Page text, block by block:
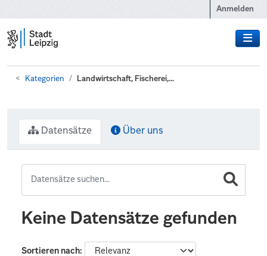
Anmelden
Kategorien Landwirtschaft, Fischerei,...
Datensätze Über uns
Keine Datensätze gefunden
Sortieren nach